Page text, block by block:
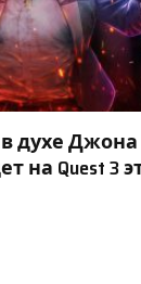
духе
на Quest 3